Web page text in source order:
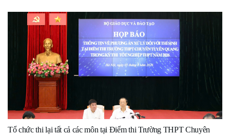
Tổ chức thi lại tất cả các môn tại Điểm thi Trường THPT Chuyên